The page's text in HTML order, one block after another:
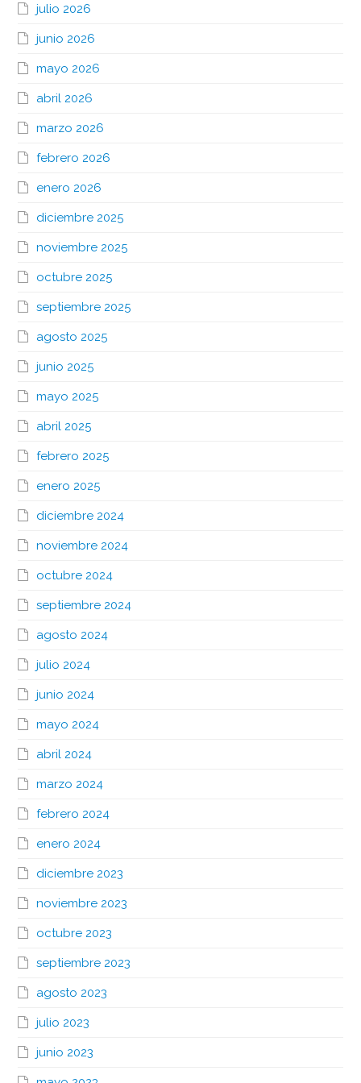
julio 2026
junio 2026
mayo 2026
abril 2026
marzo 2026
febrero 2026
enero 2026
diciembre 2025
noviembre 2025
octubre 2025
septiembre 2025
agosto 2025
junio 2025
mayo 2025
abril 2025
febrero 2025
enero 2025
diciembre 2024
noviembre 2024
octubre 2024
septiembre 2024
agosto 2024
julio 2024
junio 2024
mayo 2024
abril 2024
marzo 2024
febrero 2024
enero 2024
diciembre 2023
noviembre 2023
octubre 2023
septiembre 2023
agosto 2023
julio 2023
junio 2023